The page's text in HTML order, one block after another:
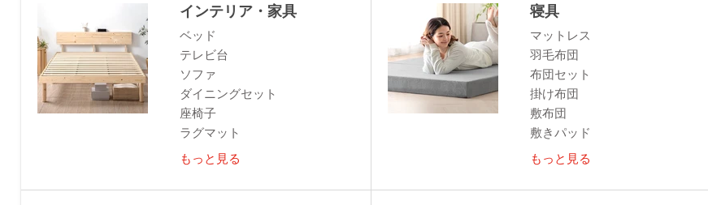
インテリア・家具
ベッド
テレビ台
ソファ
ダイニングセット
座椅子
ラグマット
もっと見る
寝具
マットレス
羽毛布団
布団セット
掛け布団
敷布団
敷きパッド
もっと見る